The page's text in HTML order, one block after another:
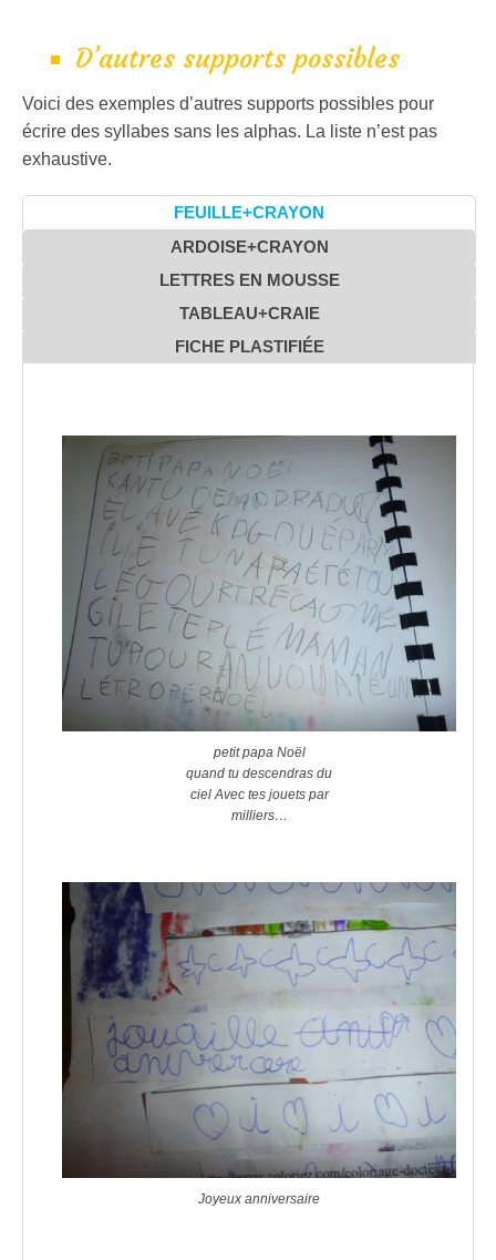
D’autres supports possibles
Voici des exemples d’autres supports possibles pour
écrire des syllabes sans les alphas. La liste n’est pas
exhaustive.
FEUILLE+CRAYON
ARDOISE+CRAYON
LETTRES EN MOUSSE
TABLEAU+CRAIE
FICHE PLASTIFIÉE
petit papa Noël
quand tu descendras du
ciel Avec tes jouets par
milliers…
Joyeux anniversaire